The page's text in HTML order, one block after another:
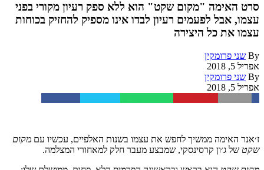
סרט האימה "מקום שקט" הוא ללא ספק רעיון מקורי בפני
עצמו, אבל לפעמים רעיון לבדו אינו מספיק להחזיק בכוחות
עצמו את כל היצירה
By שני פרומקין
אפריל 5, 2018
By שני פרומקין
אפריל 5, 2018
ז׳אנר האימה ממשיך לחפש את עצמו בשנות האלפיים, עכשיו עם מקום
שקט של ג׳ון קרסינסקי, שמבצע מעבר חלק למאחורי המצלמה.